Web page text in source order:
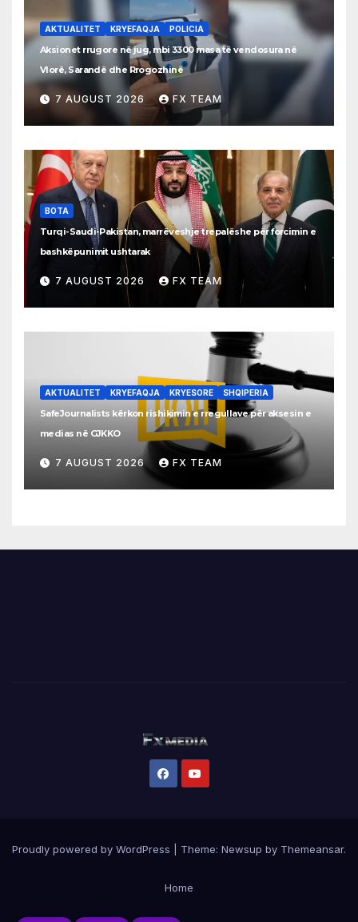
AKTUALITET KRYEFAQJA POLICIA
Aksionet rrugore në jug, mbi 3300 masa të vendosura në
Vlorë, Sarandë dhe Rrogozhinë
7 AUGUST 2026 FX TEAM
BOTA
Turqi-Saudi-Pakistan, marrëveshje trepalëshe për forcimin e
bashkëpunimit ushtarak
7 AUGUST 2026 FX TEAM
AKTUALITET KRYEFAQJA KRYESORE SHQIPERIA
SafeJournalists kërkon rishikimin e rregullave për aksesin e
medias në GJKKO
7 AUGUST 2026 FX TEAM
Proudly powered by WordPress Theme: Newsup by Themeansar.
Home